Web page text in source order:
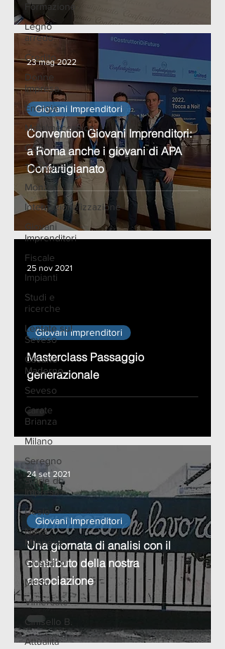
Formazione
Legno
arredo
Credito
Donne
Impresa
Energia
Metalmeccanica
CAAF
Territorio
Monza
Internazionalizzazione
Giovani
Imprenditori
Fiscale
Impianti
Studi e
ricerche
Lentate sul
Seveso
Cesano
Maderno
Seveso
Carate
Brianza
Milano
Seregno
Storie di
Impresa
Desio
Nova
Milanese
Giussano
Meda
Vimercate
Cinisello B.
Attualità
Convention Giovani Imprenditori:
a Roma anche i giovani di APA
Confartigianato
Giovani Imprenditori
23 mag 2022
video
Masterclass Passaggio
generazionale
Giovani Imprenditori
25 nov 2021
Una giornata di analisi con il
contributo della nostra
associazione
Giovani Imprenditori
24 set 2021